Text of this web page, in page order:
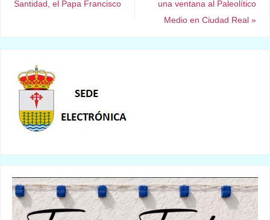
Santidad, el Papa Francisco
una ventana al Paleolítico
Medio en Ciudad Real»